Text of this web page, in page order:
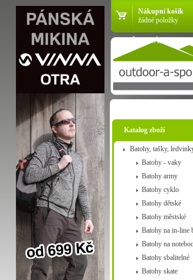
Nákupní košík
žádné položky
VŠE O NÁKUPU
Katalog zboží
Batohy, tašky,
Batohy - vaky
Batohy army
Batohy cyklo
Batohy dětské
Batohy městské
Batohy na in-line
Batohy na
Batohy sbalitelné
Batohy skate